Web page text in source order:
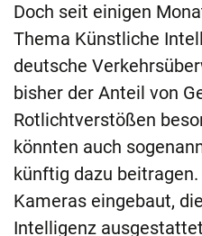
Doch seit einigen
Thema Künstliche
deutsche
bisher der Anteil von
Rotlichtverstößen
könnten auch
künftig dazu
Kameras eingebaut,
Intelligenz